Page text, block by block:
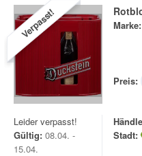
Verpasst! Marke:
Preis:
Leider verpasst!
Gültig: 08.04. -
15.04.
Stadt: